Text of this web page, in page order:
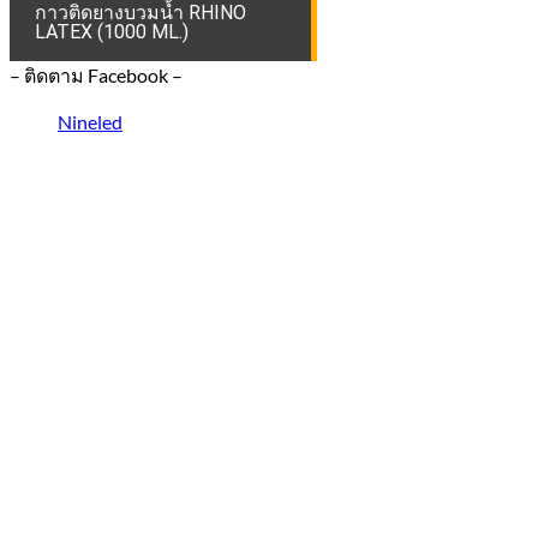
กาวติดยางบวมน้ำ RHINO
LATEX (1000 ML.)
– ติดตาม Facebook –
Nineled